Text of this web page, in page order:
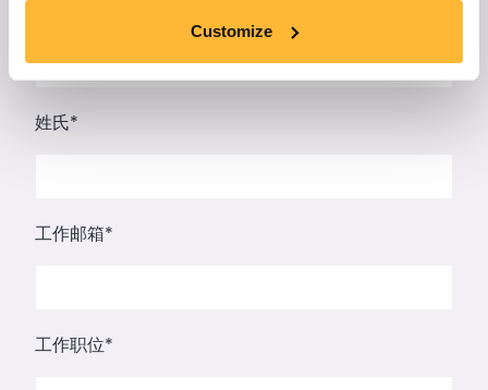
Customize
姓氏*
工作邮箱*
工作职位*